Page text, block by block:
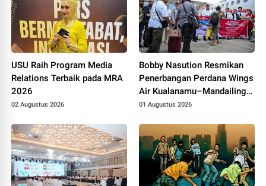
USU Raih Program Media
Relations Terbaik pada MRA
2026
02 Augustus 2026
Bobby Nasution Resmikan
Penerbangan Perdana Wings
Air Kualanamu–Mandailing
Natal
01 Augustus 2026